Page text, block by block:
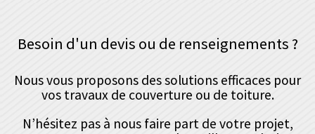
Besoin d'un devis ou de renseignements ?
Nous vous proposons des solutions efficaces pour
vos travaux de couverture ou de toiture.
N’hésitez pas à nous faire part de votre projet,